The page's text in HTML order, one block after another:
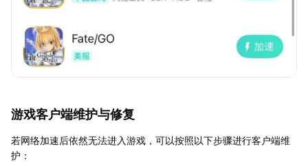
游戏客户端维护与修复
若网络加速后依然无法进入游戏，可以按照以下步骤进行客户端维
护：